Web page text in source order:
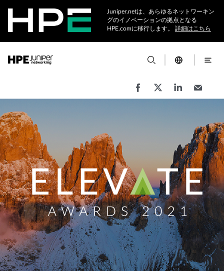
Juniper.netは、あらゆるネットワーキン
グのイノベーションの拠点となる
HPE.comに移行します。 詳細はこちら